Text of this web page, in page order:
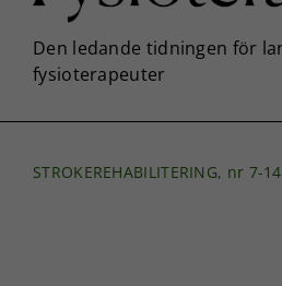
STROKEREHABILITERING, nr 7-14